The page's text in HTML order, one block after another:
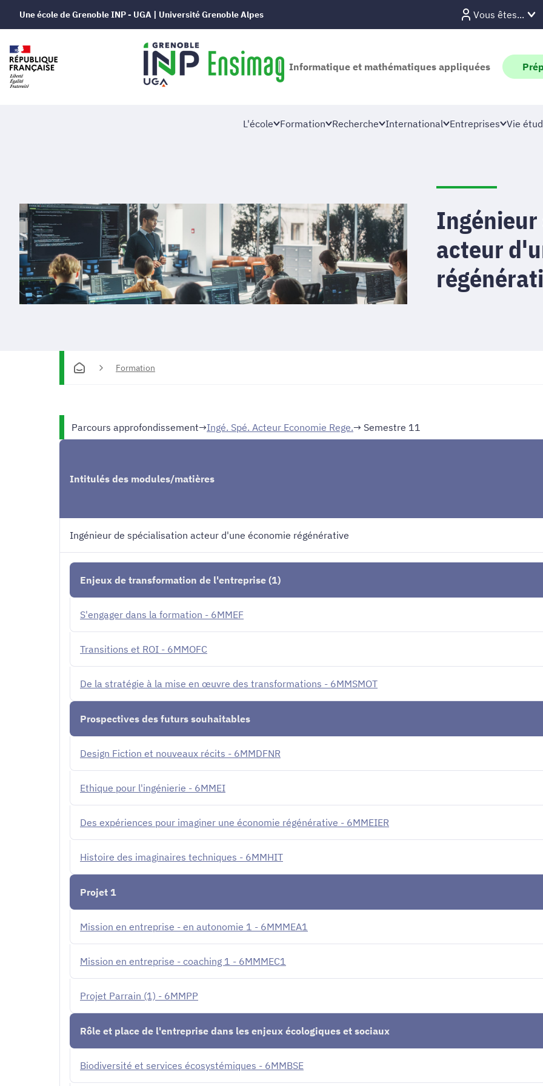
Une école de Grenoble INP - UGA | Université Grenoble Alpes Vous êtes...
Informatique et mathématiques appliquées
L'école Formation Recherche International Entreprises Vie
Ingénieur
acteur
Formation
Parcours approfondissement→Ingé. Spé. Acteur Economie Rege.→ Semestre 11
Intitulés des modules/matières
Ingénieur de spécialisation acteur d'une économie régénérative
Enjeux de transformation de l'entreprise (1)
S'engager dans la formation - 6MMEF
Transitions et ROI - 6MMOFC
De la stratégie à la mise en œuvre des transformations - 6MMSMOT
Prospectives des futurs souhaitables
Design Fiction et nouveaux récits - 6MMDFNR
Ethique pour l'ingénierie - 6MMEI
Des expériences pour imaginer une économie régénérative - 6MMEIER
Histoire des imaginaires techniques - 6MMHIT
Projet 1
Mission en entreprise - en autonomie 1 - 6MMMEA1
Mission en entreprise - coaching 1 - 6MMMEC1
Projet Parrain (1) - 6MMPP
Rôle et place de l'entreprise dans les enjeux écologiques et sociaux
Biodiversité et services écosystémiques - 6MMBSE